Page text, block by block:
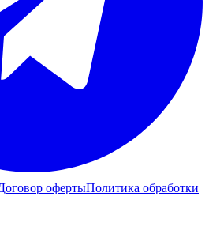
офертыПолитика обработки